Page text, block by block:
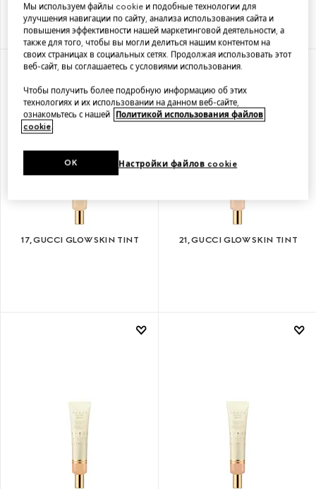
17, GUCCI GLOW SKIN TINT 21, GUCCI GLOW SKIN TINT
Мы используем файлы cookie и подобные технологии для
улучшения навигации по сайту, анализа использования сайта и
повышения эффективности нашей маркетинговой деятельности, а
также для того, чтобы вы могли делиться нашим контентом на
своих страницах в социальных сетях. Продолжая использовать этот
веб-сайт, вы соглашаетесь с условиями использования.
Чтобы получить более подробную информацию об этих
технологиях и их использовании на данном веб-сайте,
ознакомьтесь с нашей
Политикой использования файлов
cookie.
Настройки файлов cookie
OK